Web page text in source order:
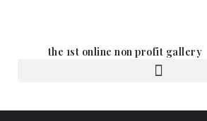
the 1st online non profit gallery